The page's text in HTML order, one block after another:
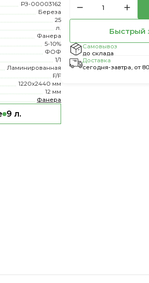
РЗ-00003162
Береза
25
л.
Фанера
5-10%
ФОФ
1/1
Ламинированная
F/F
1220х2440 мм
12 мм
Фанера
9 л.
Быстрый
Самовывоз
до склада
Доставка
сегодня-завтра, от